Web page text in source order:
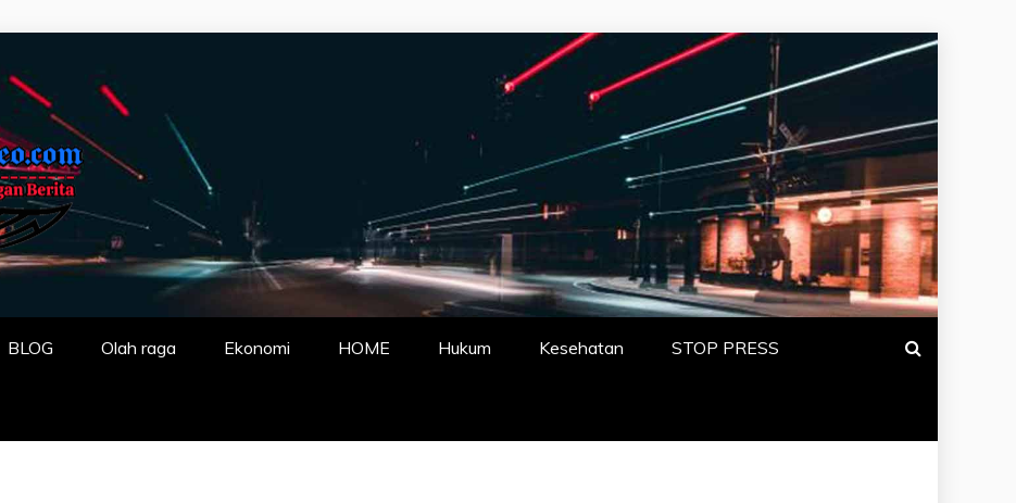
FAKTA DENGAN BERITA
BLOG Olah raga Ekonomi HOME Hukum Kesehatan STOP PRESS